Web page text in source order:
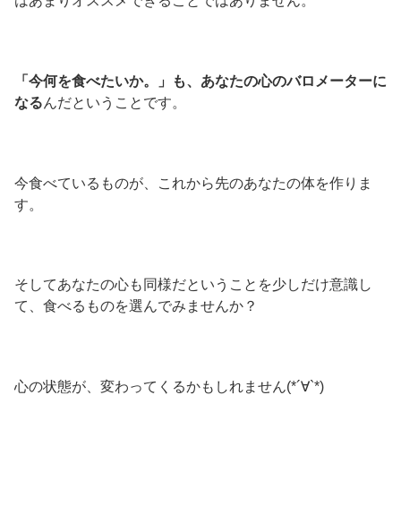
「今何を食べたいか。」も、あなたの心のバロメーターに
なるんだということです。
今食べているものが、これから先のあなたの体を作りま
す。
そしてあなたの心も同様だということを少しだけ意識し
て、食べるものを選んでみませんか？
心の状態が、変わってくるかもしれません(*´∀`*)